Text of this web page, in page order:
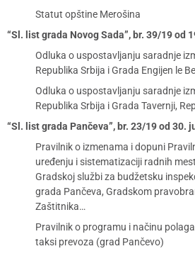
Statut opštine Merošina
“Sl. list grada Novog Sada”, br. 39/19 od
Odluka o uspostavljanju saradnje
Republika Srbija i Grada Engijen le
Odluka o uspostavljanju saradnje
Republika Srbija i Grada Tavernji,
“Sl. list grada Pančeva”, br. 23/19 od 30.
Pravilnik o izmenama i dopuni
uređenju i sistematizaciji radnih
Gradskoj službi za budžetsku
grada Pančeva, Gradskom
Zaštitnika…
Pravilnik o programu i načinu
taksi prevoza (grad Pančevo)